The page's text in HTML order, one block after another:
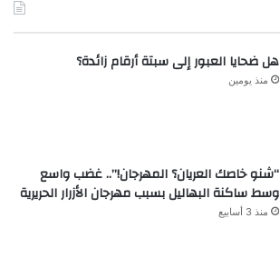
هل ضحايا العبور إلى سبتة أرقام زائدة؟
منذ يومين
“شنو خاصك العريان؟ المهرجان!”.. غضب واسع
وسط ساكنة البهاليل بسبب مهرجان الأزرار الحريرية
منذ 3 أسابيع